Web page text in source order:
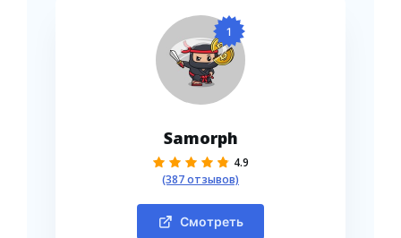
1
Samorph
4.9
(387 отзывов)
Смотреть